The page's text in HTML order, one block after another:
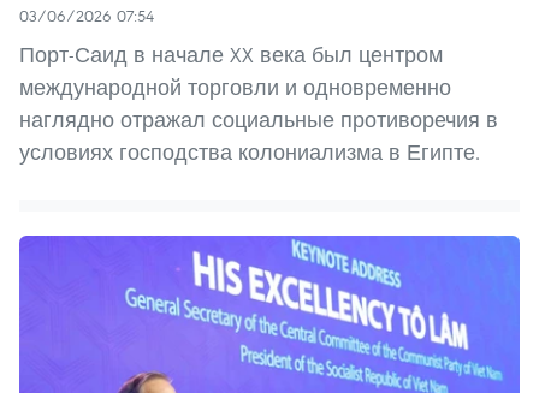
03/06/2026 07:54
Порт-Саид в начале XX века был центром
международной торговли и одновременно
наглядно отражал социальные противоречия в
условиях господства колониализма в Египте.